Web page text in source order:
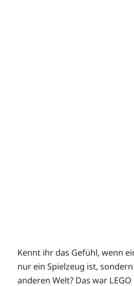
Kennt ihr das Gefühl, wenn
nur ein Spielzeug ist,
anderen Welt? Das war